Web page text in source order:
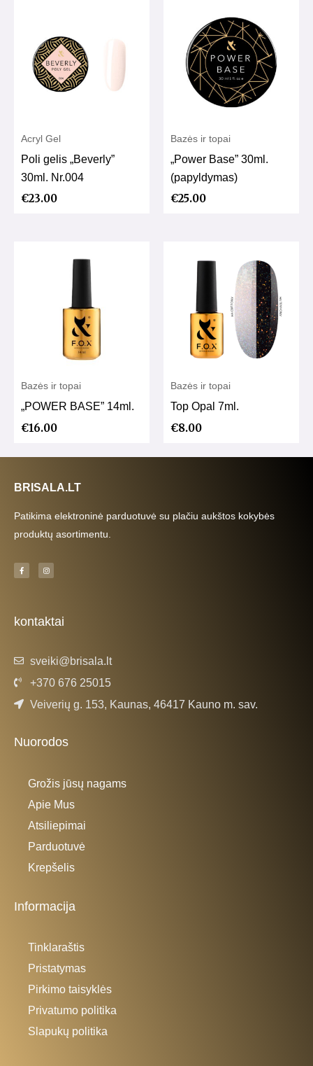
Acryl Gel
Poli gelis „Beverly”
30ml. Nr.004
€23.00
Bazės ir topai
„Power Base” 30ml.
(papyldymas)
€25.00
Bazės ir topai
„POWER BASE” 14ml.
€16.00
Bazės ir topai
Top Opal 7ml.
€8.00
BRISALA.LT
Patikima elektroninė parduotuvė su plačiu aukštos kokybės
produktų asortimentu.
F
a
c
-
f
I
n
s
m
kontaktai
sveiki@brisala.lt
+370 676 25015
Veiverių g. 153, Kaunas, 46417 Kauno m. sav.
Nuorodos
Grožis jūsų nagams
Apie Mus
Atsiliepimai
Parduotuvė
Krepšelis
Informacija
Tinklaraštis
Pristatymas
Pirkimo taisyklės
Privatumo politika
Slapukų politika